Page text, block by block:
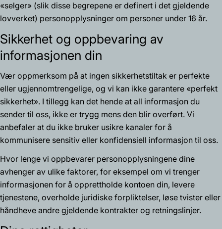
«selger» (slik disse begrepene er definert i det gjeldende
lovverket) personopplysninger om personer under 16 år.
Sikkerhet og oppbevaring av
informasjonen din
Vær oppmerksom på at ingen sikkerhetstiltak er perfekte
eller ugjennomtrengelige, og vi kan ikke garantere «perfekt
sikkerhet». I tillegg kan det hende at all informasjon du
sender til oss, ikke er trygg mens den blir overført. Vi
anbefaler at du ikke bruker usikre kanaler for å
kommunisere sensitiv eller konfidensiell informasjon til oss.
Hvor lenge vi oppbevarer personopplysningene dine
avhenger av ulike faktorer, for eksempel om vi trenger
informasjonen for å opprettholde kontoen din, levere
tjenestene, overholde juridiske forpliktelser, løse tvister eller
håndheve andre gjeldende kontrakter og retningslinjer.